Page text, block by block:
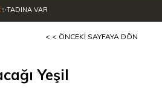
✨TADINA VAR
< < ÖNCEKI SAYFAYA DÖN
Yeşil